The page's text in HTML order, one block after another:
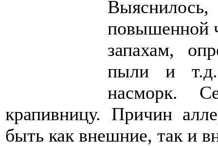
повышенной
запахам,
пыли и
насморк.
крапивницу. Причин
быть как внешние, так и